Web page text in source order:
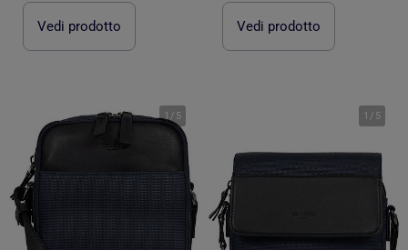
Vedi prodotto Vedi prodotto
1 / 5 1 / 5